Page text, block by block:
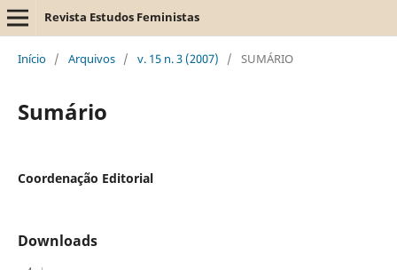
Revista Estudos Feministas
Início / Arquivos / v. 15 n. 3 (2007) / SUMÁRIO
Sumário
Coordenação Editorial
Downloads